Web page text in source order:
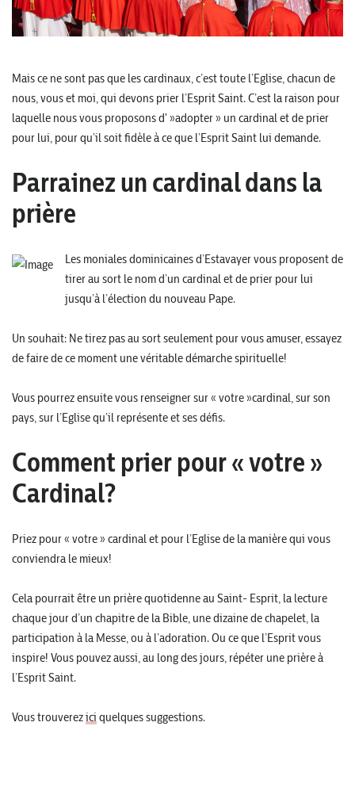
Mais ce ne sont pas que les cardinaux, c’est toute l’Eglise, chacun de
nous, vous et moi, qui devons prier l’Esprit Saint. C’est la raison pour
laquelle nous vous proposons d' »adopter » un cardinal et de prier
pour lui, pour qu’il soit fidèle à ce que l’Esprit Saint lui demande.
Parrainez un cardinal dans la
prière
Les moniales dominicaines d’Estavayer vous proposent de
tirer au sort le nom d’un cardinal et de prier pour lui
jusqu’à l’élection du nouveau Pape.
Un souhait: Ne tirez pas au sort seulement pour vous amuser, essayez
de faire de ce moment une véritable démarche spirituelle!
Vous pourrez ensuite vous renseigner sur « votre »cardinal, sur son
pays, sur l’Eglise qu’il représente et ses défis.
Comment prier pour « votre »
Cardinal?
Priez pour « votre » cardinal et pour l’Eglise de la manière qui vous
conviendra le mieux!
Cela pourrait être un prière quotidenne au Saint- Esprit, la lecture
chaque jour d’un chapitre de la Bible, une dizaine de chapelet, la
participation à la Messe, ou à l’adoration. Ou ce que l’Esprit vous
inspire! Vous pouvez aussi, au long des jours, répéter une prière à
l’Esprit Saint.
Vous trouverezici quelques suggestions.